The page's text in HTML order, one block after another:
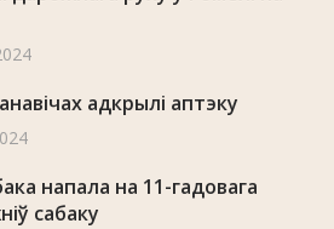
адкрылі аптэку
напала на 11-гадовага
сабаку